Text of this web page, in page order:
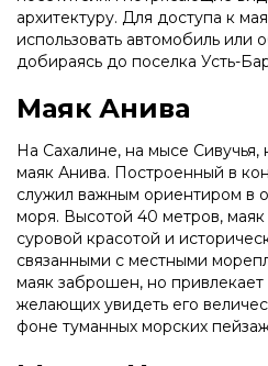
архитектуру. Для доступа к
использовать автомобиль или
добираясь до поселка Усть-
Маяк Анива
На Сахалине, на мысе Сивучья,
маяк Анива. Построенный в
служил важным ориентиром в
моря. Высотой 40 метров, маяк
суровой красотой и
связанными с местными
маяк заброшен, но
желающих увидеть его
фоне туманных морских